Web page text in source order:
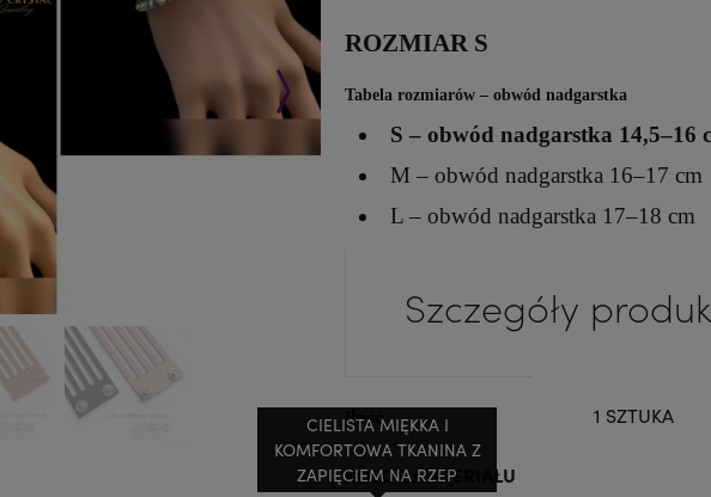
Następny
ROZMIAR S
Tabela rozmiarów – obwód nadgarstka
S – obwód nadgarstka 14,5–16
M – obwód nadgarstka 16–17 cm
L – obwód nadgarstka 17–18 cm
Szczegóły
Ilość 1 SZTUKA
KOLOR MATERIAŁU
CIELISTA MIĘKKA I
KOMFORTOWA TKANINA Z
ZAPIĘCIEM NA RZEP